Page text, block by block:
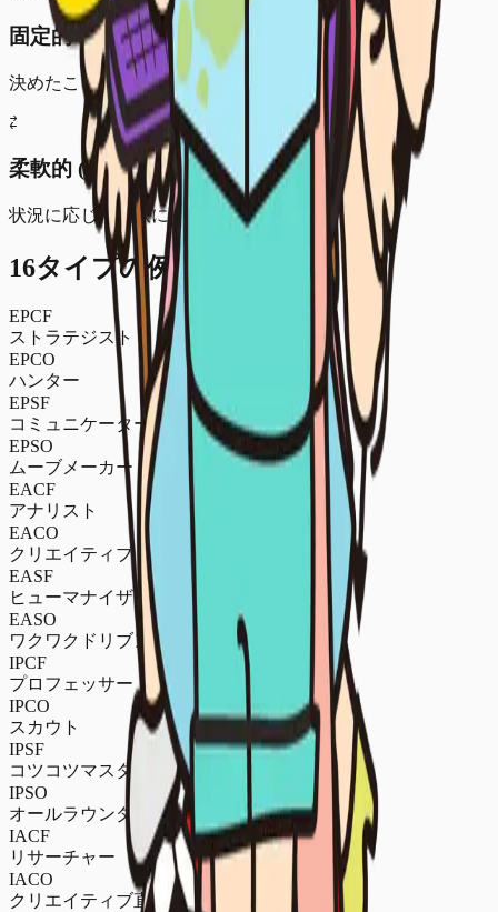
固定的 (F)
決めたことをやり通す
⇄
柔軟的 (O)
状況に応じて柔軟に変更
16タイプの例
EPCF
ストラテジスト
EPCO
ハンター
EPSF
コミュニケーター
EPSO
ムーブメーカー
EACF
アナリスト
EACO
クリエイティブリーダー
EASF
ヒューマナイザー
EASO
ワクワクドリブン
IPCF
プロフェッサー
IPCO
スカウト
IPSF
コツコツマスター
IPSO
オールラウンダー
IACF
リサーチャー
IACO
クリエイティブ直感